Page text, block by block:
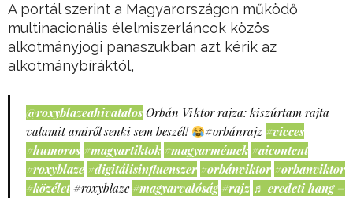
A portál szerint a Magyarországon működő
multinacionális élelmiszerláncok közös
alkotmányjogi panaszukban azt kérik az
alkotmánybíráktól,
@roxyblazeahivatalos Orbán Viktor rajza: kiszúrtam rajta
valamit amiről senki sem beszél!
#orbánrajz #vicces
#humoros #magyartiktok #magyarmémek #aicontent
#roxyblaze #digitálisinfluenszer #orbánviktor #orbanviktor
#közélet #roxyblaze #magyarvalóság #rajz ♬ eredeti hang –